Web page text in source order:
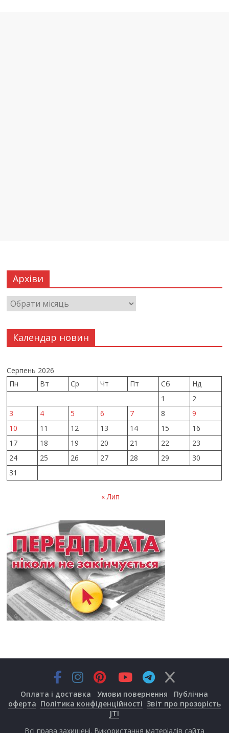
Архіви
Календар новин
Серпень 2026
Пн
Вт Ср Чт Пт Сб
Нд
1
2
3
4 5 6 7 8
9
10
11 12 13 14 15
16
17
18 19 20 21 22
23
24
25 26 27 28 29
30
31
« Лип
Оплата і доставка Умови повернення
Публічна
оферта Політика конфіденційності Звіт про прозорість
JTI
Всі права захищені. Використання матеріалів сайта